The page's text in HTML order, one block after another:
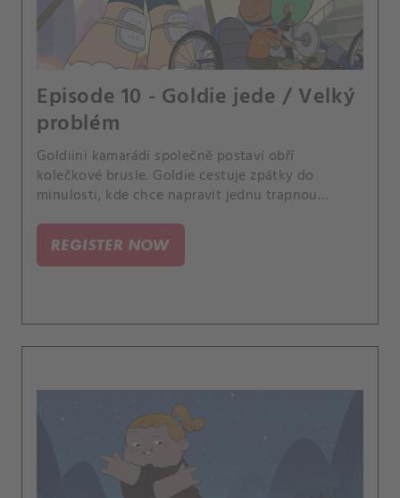
Episode 10 - Goldie jede / Velký
problém
Goldiini kamarádi společně postaví obří
kolečkové brusle. Goldie cestuje zpátky do
minulosti, kde chce napravit jednu trapnou
REGISTER NOW